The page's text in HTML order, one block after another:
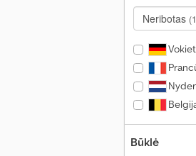
Neribotas
Būklė